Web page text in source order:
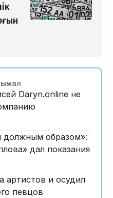
Daryn.online не
должным образом»:
дал показания
артистов и осудил
певцов